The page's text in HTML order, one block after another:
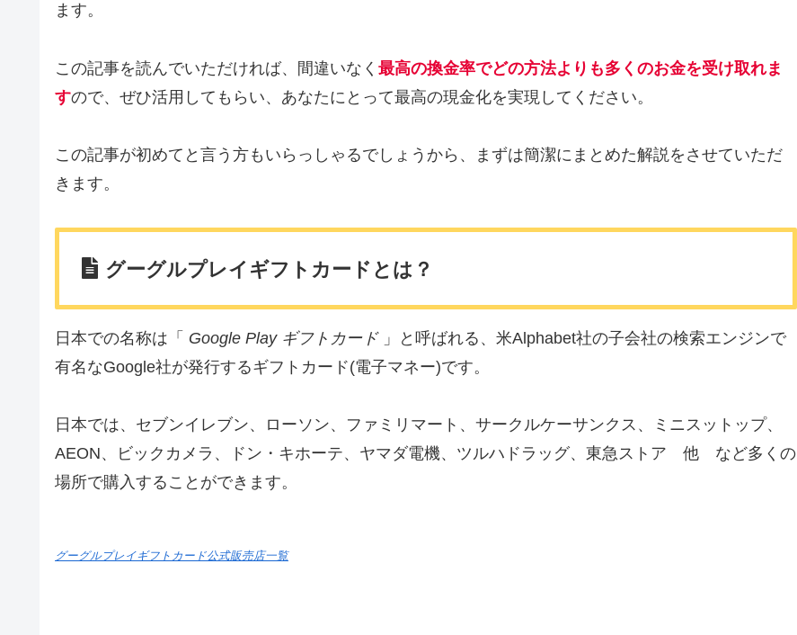
ます。
この記事を読んでいただければ、間違いなく 最高の換金率でどの方法よりも多くのお金を受け取れま
すので、 ぜひ活用してもらい、あなたにとって最高の現金化を実現してください。
この記事が初めてと言う方もいらっしゃるでしょうから、まずは簡潔にまとめた解説をさせていただ
きます。
グーグルプレイギフトカードとは？
日本での名称は「 Google Play ギフトカード」と呼ばれる、米Alphabet社の子会社の検索エンジンで
有名なGoogle社が発行するギフトカード(電子マネー)です。
日本では、セブンイレブン、ローソン、ファミリマート、サークルケーサンクス、ミニスットップ、
AEON、ビックカメラ、ドン・キホーテ、ヤマダ電機、ツルハドラッグ、東急ストア 他 など多くの
場所で購入することができます。
グーグルプレイギフトカード公式販売店一覧